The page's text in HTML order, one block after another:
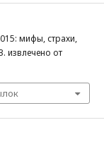
мифы, страхи,
извлечено от